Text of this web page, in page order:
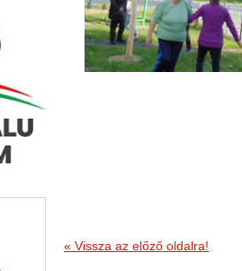
« Vissza az előző oldalra!